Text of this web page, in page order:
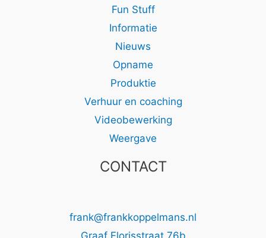
Fun Stuff
Informatie
Nieuws
Opname
Produktie
Verhuur en coaching
Videobewerking
Weergave
CONTACT
frank@frankkoppelmans.nl
Graaf Florisstraat 76b